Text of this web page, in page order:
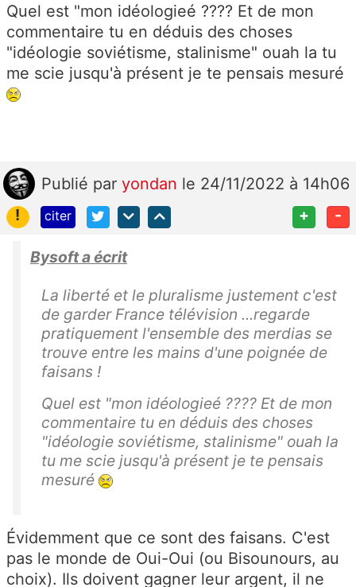
Quel est "mon idéologieé ???? Et de mon
commentaire tu en déduis des choses
"idéologie soviétisme, stalinisme" ouah la tu
me scie jusqu'à présent je te pensais mesuré
Publié par yondan le 24/11/2022 à 14h06
!
citer + -
Bysoft a écrit
La liberté et le pluralisme justement c'est
de garder France télévision ...regarde
pratiquement l'ensemble des merdias se
trouve entre les mains d'une poignée de
faisans !
Quel est "mon idéologieé ???? Et de mon
commentaire tu en déduis des choses
"idéologie soviétisme, stalinisme" ouah la
tu me scie jusqu'à présent je te pensais
mesuré
Évidemment que ce sont des faisans. C'est
pas le monde de Oui-Oui (ou Bisounours, au
choix). Ils doivent gagner leur argent, il ne